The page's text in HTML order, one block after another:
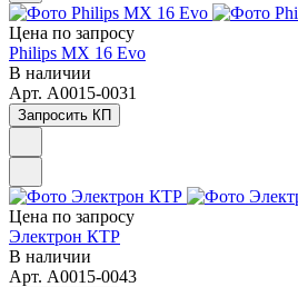
Цена по запросу
Philips MX 16 Evo
В наличии
Арт. A0015-0031
Запросить КП
Цена по запросу
Электрон КТР
В наличии
Арт. A0015-0043